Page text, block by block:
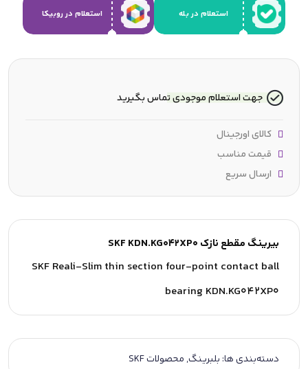
استعلام در بله استعلام در روبیکا
بیرینگ مقطع نازک SKF KDN.KG042XP0
SKF Reali-Slim thin section four-point contact ball
bearing KDN.KG042XP0
دسته‌بندی ها: بلبرینگ,محصولات SKF
جهت استعلام موجودی تماس بگیرید
کالای اورجینال
قیمت مناسب
ارسال سریع